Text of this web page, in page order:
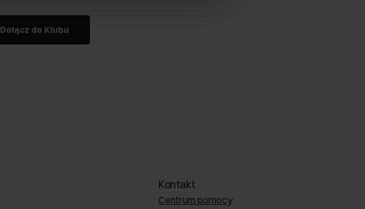
Dołącz do Klubu
Kontakt
Centrum pomocy